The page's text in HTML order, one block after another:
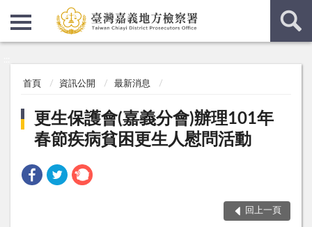
首頁 資訊公開 最新消息
更生保護會(嘉義分會)辦理101年
春節疾病貧困更生人慰問活動
回上一頁